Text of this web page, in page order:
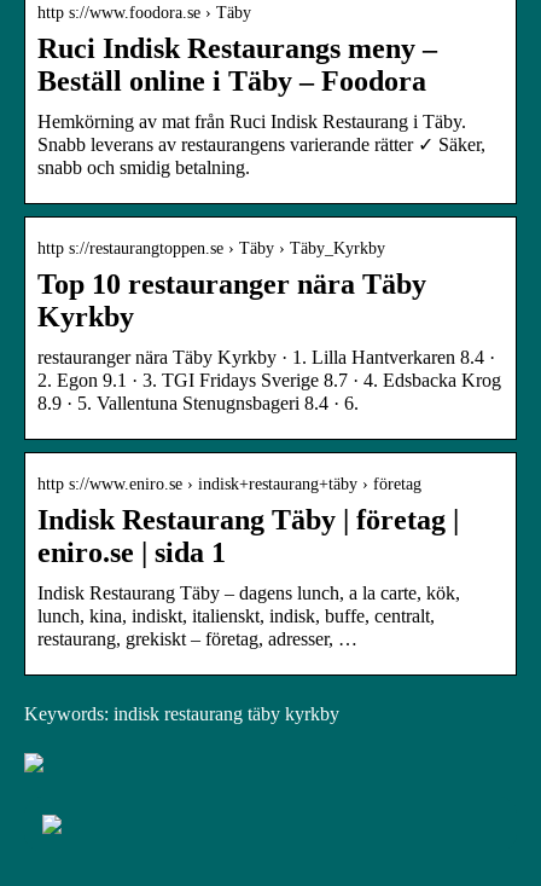
http s://www.foodora.se › Täby
Ruci Indisk Restaurangs meny –
Beställ online i Täby – Foodora
Hemkörning av mat från Ruci Indisk Restaurang i Täby.
Snabb leverans av restaurangens varierande rätter ✓ Säker,
snabb och smidig betalning.
http s://restaurangtoppen.se › Täby › Täby_Kyrkby
Top 10 restauranger nära Täby
Kyrkby
restauranger nära Täby Kyrkby · 1. Lilla Hantverkaren 8.4 ·
2. Egon 9.1 · 3. TGI Fridays Sverige 8.7 · 4. Edsbacka Krog
8.9 · 5. Vallentuna Stenugnsbageri 8.4 · 6.
http s://www.eniro.se › indisk+restaurang+täby › företag
Indisk Restaurang Täby | företag |
eniro.se | sida 1
Indisk Restaurang Täby – dagens lunch, a la carte, kök,
lunch, kina, indiskt, italienskt, indisk, buffe, centralt,
restaurang, grekiskt – företag, adresser, …
Keywords: indisk restaurang täby kyrkby